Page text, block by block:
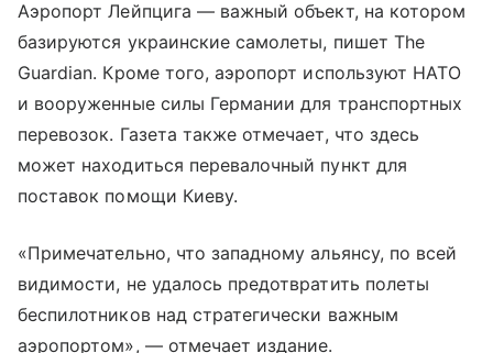
Аэропорт Лейпцига — важный объект, на котором
базируются украинские самолеты, пишет The
Guardian. Кроме того, аэропорт используют НАТО
и вооруженные силы Германии для транспортных
перевозок. Газета также отмечает, что здесь
может находиться перевалочный пункт для
поставок помощи Киеву.
«Примечательно, что западному альянсу, по всей
видимости, не удалось предотвратить полеты
беспилотников над стратегически важным
аэропортом», — отмечает издание.